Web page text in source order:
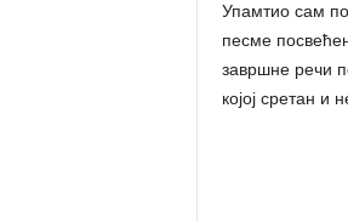
Упамтио сам
песме
завршне речи
којој сретан и